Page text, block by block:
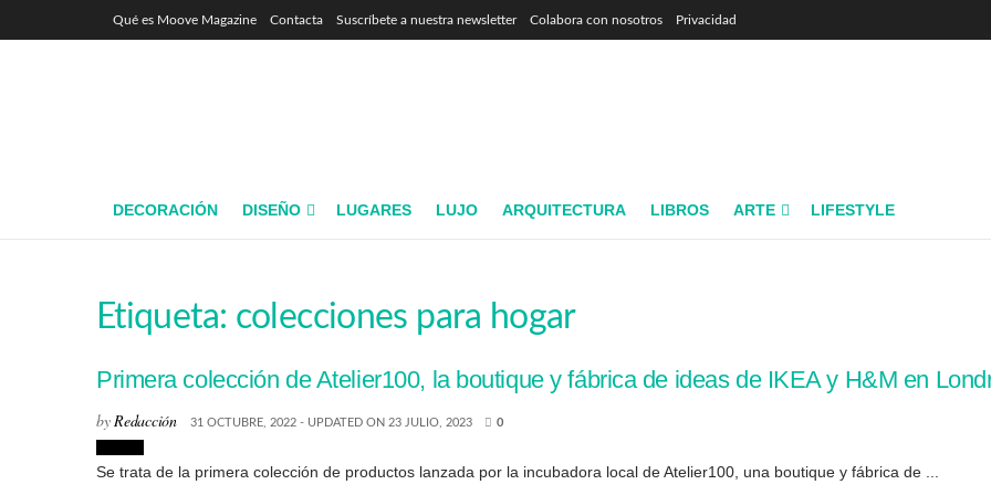
Qué es Moove Magazine Contacta Suscríbete a nuestra newsletter Colabora con nosotros Privacidad
DECORACIÓN DISEÑO LUGARES LUJO ARQUITECTURA LIBROS ARTE LIFESTYLE
Etiqueta: colecciones para hogar
Primera colección de Atelier100, la boutique y fábrica de ideas de IKEA y H&M en
byRedacción 31 OCTUBRE, 2022 - UPDATED ON 23 JULIO, 2023 0
Se trata de la primera colección de productos lanzada por la incubadora local de Atelier100, una boutique y fábrica de ...